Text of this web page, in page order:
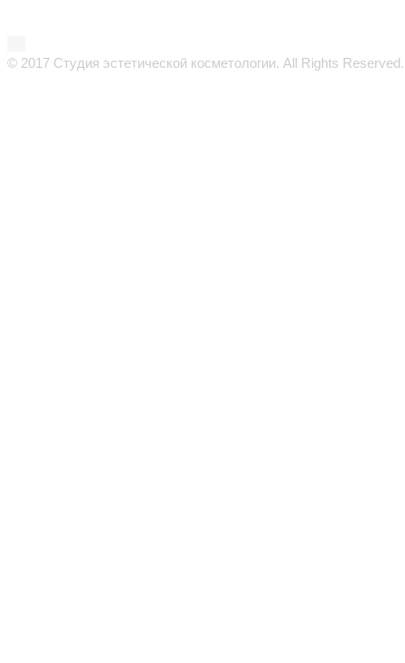
© 2017 Студия эстетической косметологии. All Rights Reserved.